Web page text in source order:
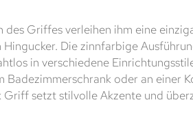
des Griffes verleihen ihm eine
Die zinnfarbige
in verschiedene
Badezimmerschrank oder an einer
setzt stilvolle Akzente und